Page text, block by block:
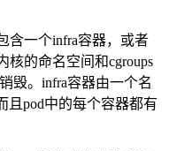
含一个infra容器，或者
核的命名空间和cgroups
毁。infra容器由一个名
且pod中的每个容器都有